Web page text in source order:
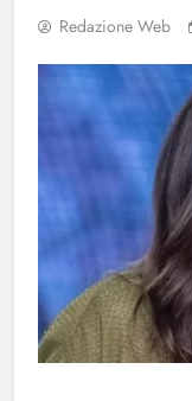
Redazione Web